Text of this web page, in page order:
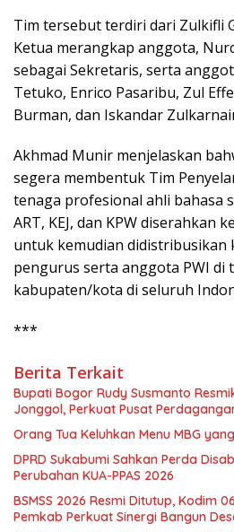
Tim tersebut terdiri dari Zulkifli
Ketua merangkap anggota,
sebagai Sekretaris, serta
Tetuko, Enrico Pasaribu, Zul
Burman, dan Iskandar
Akhmad Munir menjelaskan
segera membentuk Tim
tenaga profesional ahli bahasa
ART, KEJ, dan KPW diserahkan
untuk kemudian didistribusikan
pengurus serta anggota PWI
kabupaten/kota di seluruh
***
Berita Terkait
Bupati Bogor Rudy Susmanto
Jonggol, Perkuat Pusat
Orang Tua Keluhkan Menu MBG
DPRD Sukabumi Sahkan Perda
Perubahan KUA-PPAS 2026
BSMSS 2026 Resmi Ditutup, Kodim
Pemkab Perkuat Sinergi Bangun